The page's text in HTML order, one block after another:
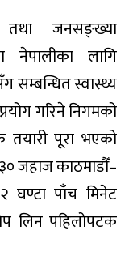
तथा जनसङ्ख्या
नेपालीका लागि
सम्बन्धित स्वास्थ्य
गरिने निगमको
पूरा भएको
जहाज काठमाडौँ–
घण्टा पाँच मिनेट
लिन पहिलोपटक